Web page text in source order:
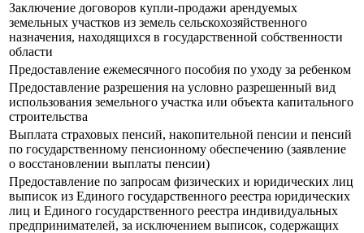
Заключение договоров купли-продажи арендуемых
земельных участков из земель сельскохозяйственного
назначения, находящихся в государственной собственности
области
Предоставление ежемесячного пособия по уходу за ребенком
Предоставление разрешения на условно разрешенный вид
использования земельного участка или объекта капитального
строительства
Выплата страховых пенсий, накопительной пенсии и пенсий
по государственному пенсионному обеспечению (заявление
о восстановлении выплаты пенсии)
Предоставление по запросам физических и юридических лиц
выписок из Единого государственного реестра юридических
лиц и Единого государственного реестра индивидуальных
предпринимателей, за исключением выписок, содержащих